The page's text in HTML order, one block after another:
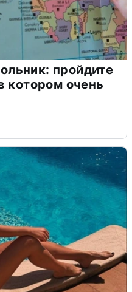
пройдите
котором очень